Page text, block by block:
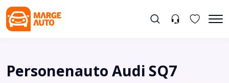
Personenauto Audi SQ7